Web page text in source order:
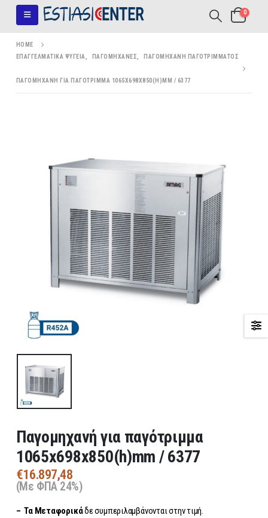
0
HOME
ΕΠΑΓΓΕΛΜΑΤΙΚΆ ΨΥΓΕΊΑ
ΠΑΓΟΜΗΧΑΝΈΣ ΠΑΓΟΜΗΧΑΝΉ ΠΑΓΟΤΡΊΜΜΑΤΟΣ
ΠΑΓΟΜΗΧΑΝΉ ΓΙΑ ΠΑΓΌΤΡΙΜΜΑ 1065X698X850(H)MM / 6377
Παγομηχανή για παγότριμμα
1065x698x850(h)mm / 6377
€16.897,48
(Με ΦΠΑ 24%)
– Τα Μεταφορικάδε συμπεριλαμβάνονται στην τιμή.